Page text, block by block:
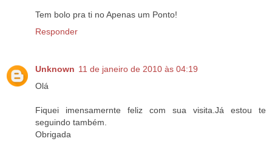
Tem bolo pra ti no Apenas um Ponto!
Responder
Unknown 11 de janeiro de 2010 às 04:19
Olá
Fiquei imensamernte feliz com sua visita.Já estou te
seguindo também.
Obrigada